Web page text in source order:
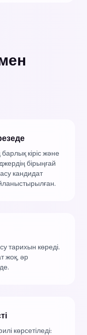
кіріс және
бірыңғай
кандидат
тарихын көреді.
жоқ, әр
көрсетіледі: